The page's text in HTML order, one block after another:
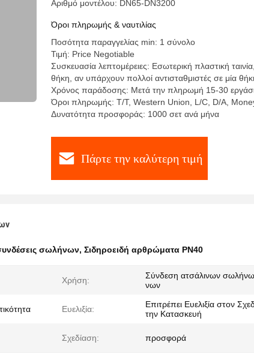
Αριθμό μοντέλου: DN65-DN3200
Όροι πληρωμής & ναυτιλίας
Ποσότητα παραγγελίας min: 1 σύνολο
Τιμή: Price Negotiable
Συσκευασία λεπτομέρειες: Εσωτερική πλαστική
θήκη, αν υπάρχουν πολλοί αντισταθμιστές σε μία
Χρόνος παράδοσης: Μετά την πληρωμή 15-30
Όροι πληρωμής: T/T, Western Union, L/C, D/A,
Δυνατότητα προσφοράς: 1000 σετ ανά μήνα
Πάρτε την καλύτερη τιμή
σωλήνων, Σιδηροειδή αρθρώματα PN40
Χρήση:
Σύνδεση ατσάλινων
νων
Ευελιξία:
Επιτρέπει Ευελιξία στον
την Κατασκευή
Σχεδίαση: προσφορά